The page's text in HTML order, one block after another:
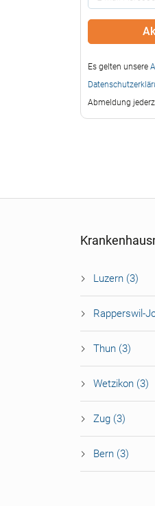
Es gelten unsere
Abmeldung
Luzern (3)
Rapperswil-
Thun (3)
Wetzikon (3)
Zug (3)
Bern (3)